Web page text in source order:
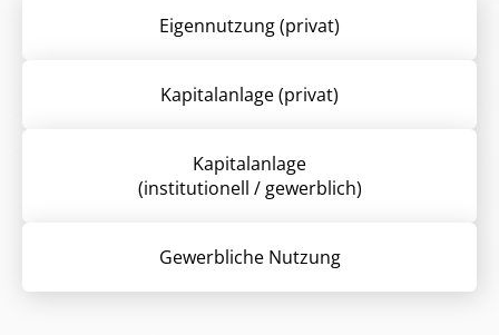
Eigennutzung (privat)
Kapitalanlage (privat)
Kapitalanlage
(institutionell / gewerblich)
Gewerbliche Nutzung